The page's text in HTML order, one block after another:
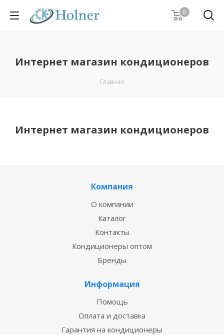
0
Интернет магазин кондиционеров
Главная
Интернет магазин кондиционеров
Компания
О компании
Каталог
Контакты
Кондиционеры оптом
Бренды
Информация
Помощь
Оплата и доставка
Гарантия на кондиционеры